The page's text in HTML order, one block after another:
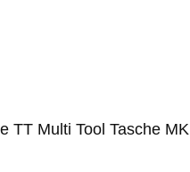
TT Multi Tool Tasche